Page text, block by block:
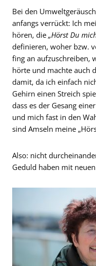
Bei den
anfangs verrückt: Ich
hören, die „Hörst Du
definieren, woher bzw.
fing an aufzuschreiben,
hörte und machte auch
damit, da ich einfach
Gehirn einen Streich
dass es der Gesang
und mich fast in den
sind Amseln meine
Also: nicht
Geduld haben mit